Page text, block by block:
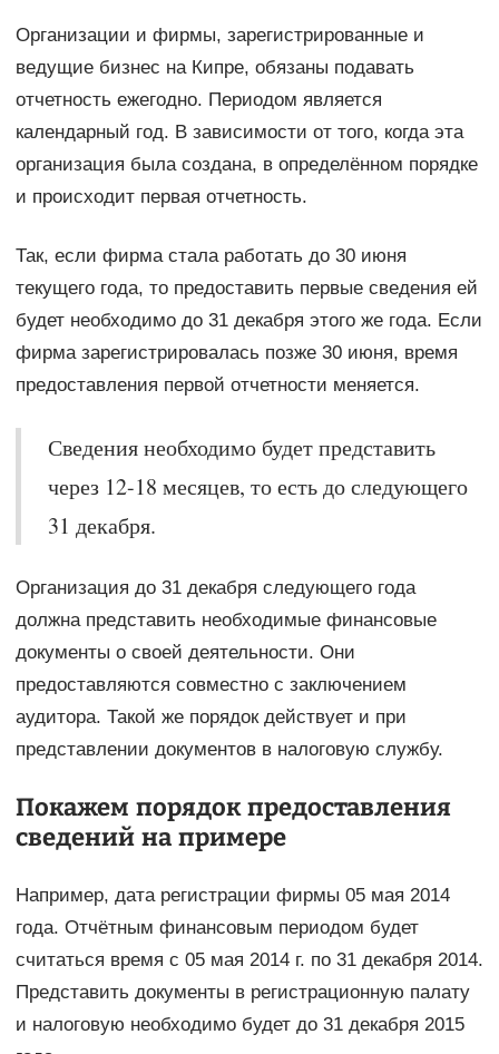
Организации и фирмы, зарегистрированные и
ведущие бизнес на Кипре, обязаны подавать
отчетность ежегодно. Периодом является
календарный год. В зависимости от того, когда эта
организация была создана, в определённом порядке
и происходит первая отчетность.
Так, если фирма стала работать до 30 июня
текущего года, то предоставить первые сведения ей
будет необходимо до 31 декабря этого же года. Если
фирма зарегистрировалась позже 30 июня, время
предоставления первой отчетности меняется.
Сведения необходимо будет представить
через 12-18 месяцев, то есть до следующего
31 декабря.
Организация до 31 декабря следующего года
должна представить необходимые финансовые
документы о своей деятельности. Они
предоставляются совместно с заключением
аудитора. Такой же порядок действует и при
представлении документов в налоговую службу.
Покажем порядок предоставления
сведений на примере
Например, дата регистрации фирмы 05 мая 2014
года. Отчётным финансовым периодом будет
считаться время с 05 мая 2014 г. по 31 декабря 2014.
Представить документы в регистрационную палату
и налоговую необходимо будет до 31 декабря 2015